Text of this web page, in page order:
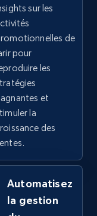
Initial
and more.
sur les
de
pour
les
et
la
des
Automatisez
la gestion